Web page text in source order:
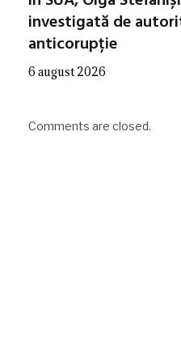
investigată de
anticorupție
6 august 2026
Comments are closed.